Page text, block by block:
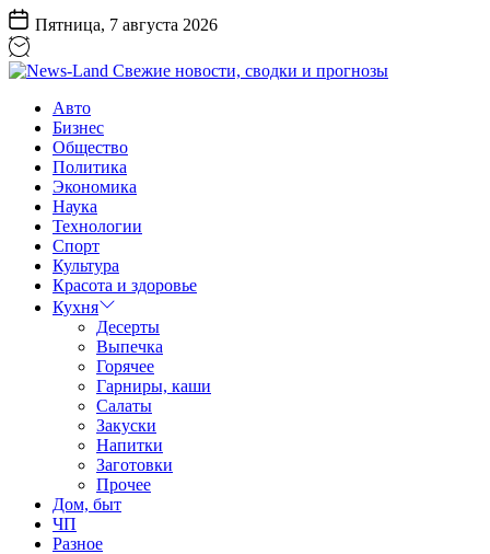
Перейти
к
содержанию
Пятница, 7 августа 2026
Land
Свежие
новости,
сводки
прогнозы
Авто
Бизнес
Общество
Политика
Экономика
Наука
Технологии
Спорт
Культура
Красота и здоровье
Кухня
Десерты
Выпечка
Горячее
Гарниры, каши
Салаты
Закуски
Напитки
Заготовки
Прочее
Дом, быт
ЧП
Разное